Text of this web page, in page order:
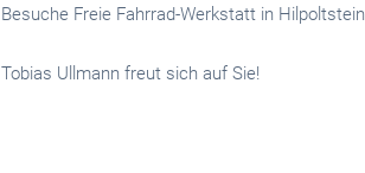
Besuche Freie Fahrrad-Werkstatt in
Tobias Ullmann freut sich auf Sie!